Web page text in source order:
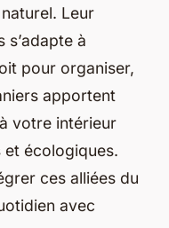
Leur
s’adapte à
pour organiser,
apportent
votre intérieur
écologiques.
ces alliées du
avec